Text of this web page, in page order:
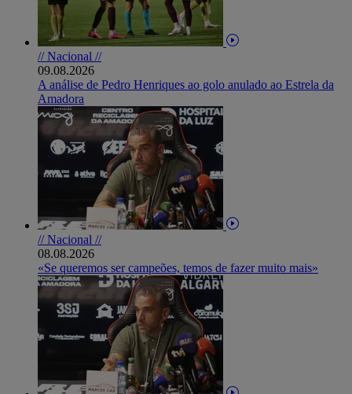
// Nacional //
09.08.2026
A análise de Pedro Henriques ao golo anulado ao Estrela da
Amadora
// Nacional //
08.08.2026
«Se queremos ser campeões, temos de fazer muito mais»